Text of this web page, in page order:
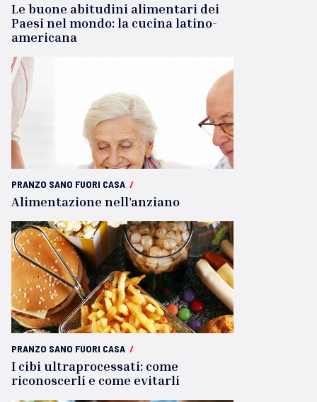
Le buone abitudini alimentari dei
Paesi nel mondo: la cucina latino-
americana
PRANZO SANO FUORI CASA /
Alimentazione nell’anziano
PRANZO SANO FUORI CASA /
I cibi ultraprocessati: come
riconoscerli e come evitarli